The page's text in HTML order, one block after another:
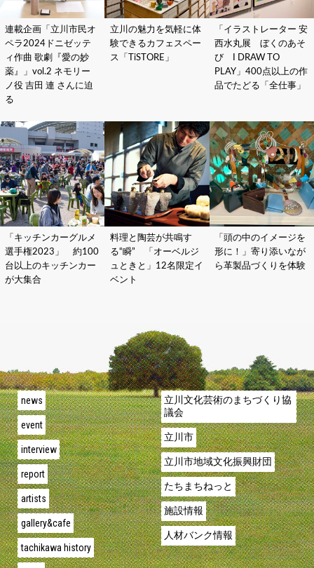
連載企画「立川市民オ
ペラ2024ドニゼッテ
ィ作曲 歌劇『愛の妙
薬』」vol.2 ネモリー
ノ役 吉田 連 さんに迫
る
立川の魅力を気軽に体
験できるカフェスペー
ス「TiSTORE」
「イラストレーター 安
西水丸展 ぼくのあそ
び I DRAW TO
PLAY」400点以上の作
品でたどる「全仕事」
「キッチンカーグルメ
選手権2023」 約100
台以上のキッチンカー
が大集合
料理と陶芸が共鳴す
る“瞬” 「オーベルジ
ュときと」12名限定イ
ベント
「頭の中のイメージを
形に！」寄り添いなが
ら革製品づくりを体験
news
event
interview
report
artists
gallery&cafe
tachikawa history
立川文化芸術のまちづくり協
議会
立川市
立川市地域文化振興財団
たちまちねっと
施設情報
人材バンク情報